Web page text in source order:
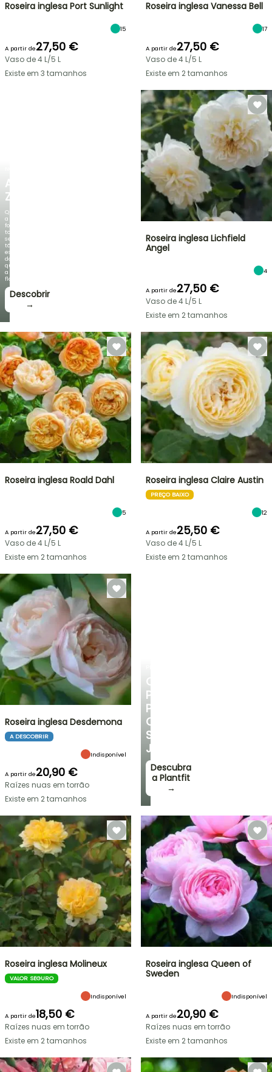
AGAPANTHUS
ZAMBEZI
Quando
a
folhagem
torna-
se
tão
espetacular
do
que
a
floração!
Descobrir
→
CONSELHOS
PERSONALIZADOS
PARA
O
SEU
JARDIM
Descubra
a Plantfit
→
Roseira inglesa Port Sunlight
15
A partir de27,50 €
Vaso de 4 L/5 L
Existe em 3 tamanhos
Roseira inglesa Vanessa Bell
17
A partir de27,50 €
Vaso de 4 L/5 L
Existe em 2 tamanhos
Roseira inglesa Lichfield
Angel
4
A partir de27,50 €
Vaso de 4 L/5 L
Existe em 2 tamanhos
Roseira inglesa Roald Dahl
5
A partir de27,50 €
Vaso de 4 L/5 L
Existe em 2 tamanhos
Roseira inglesa Claire Austin
PREÇO BAIXO
12
A partir de25,50 €
Vaso de 4 L/5 L
Existe em 2 tamanhos
Roseira inglesa Desdemona
A DESCOBRIR
Indisponível
A partir de20,90 €
Raízes nuas em torrão
Existe em 2 tamanhos
Roseira inglesa Molineux
VALOR SEGURO
Indisponível
A partir de18,50 €
Raízes nuas em torrão
Existe em 2 tamanhos
Roseira inglesa Queen of
Sweden
Indisponível
A partir de20,90 €
Raízes nuas em torrão
Existe em 2 tamanhos